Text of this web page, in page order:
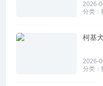
2026-
分类：
柯基
2026-
分类：